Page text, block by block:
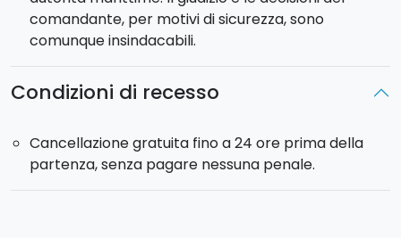
comandante, per motivi di sicurezza, sono
comunque insindacabili.
Condizioni di recesso
Cancellazione gratuita fino a 24 ore prima della
partenza, senza pagare nessuna penale.